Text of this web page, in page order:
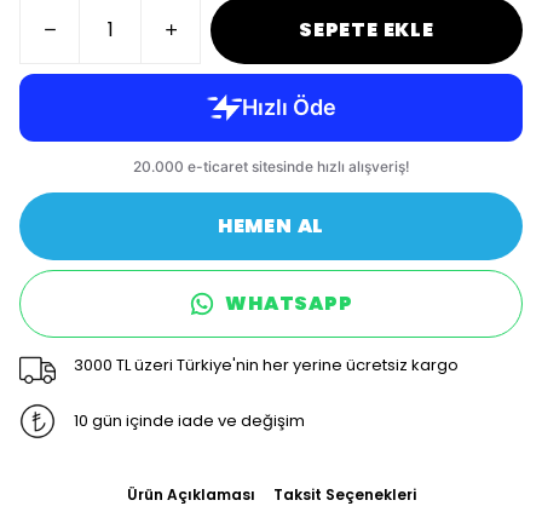
SEPETE EKLE
HEMEN AL
WHATSAPP
3000 TL üzeri Türkiye'nin her yerine ücretsiz kargo
10 gün içinde iade ve değişim
Ürün Açıklaması Taksit Seçenekleri